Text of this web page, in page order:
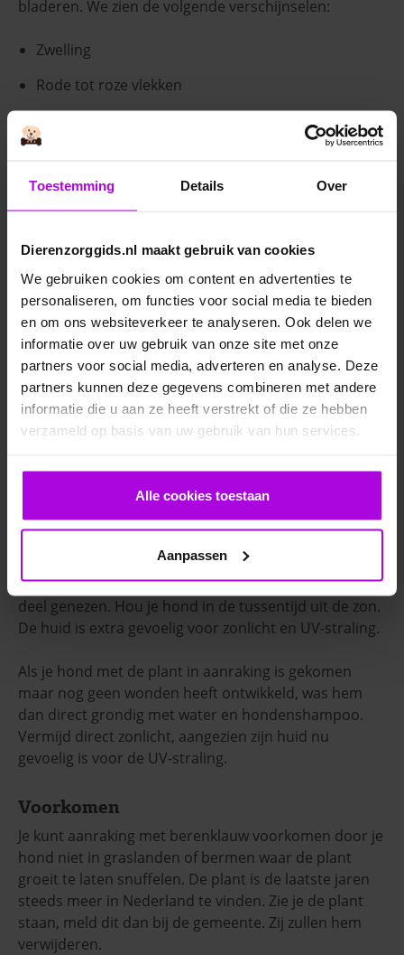
Toestemming Details Over
Dierenzorggids.nl maakt gebruik van cookies
We gebruiken cookies om content en advertenties te
personaliseren, om functies voor social media te bieden
en om ons websiteverkeer te analyseren. Ook delen we
informatie over uw gebruik van onze site met onze
partners voor social media, adverteren en analyse. Deze
partners kunnen deze gegevens combineren met andere
informatie die u aan ze heeft verstrekt of die ze hebben
verzameld op basis van uw gebruik van hun services.
Alle cookies toestaan
Aanpassen
bladeren. We zien de volgende verschijnselen:
Zwelling
Rode tot roze vlekken
In ernstige gevallen wonden of beschadigde huid
Diagnose
Mocht je de bovenstaande symptomen bij je hond
zien, ga dan direct naar de dierenarts. De symptomen
kunnen veel lijken op een overgevoeligheidsreactie
voor een insectenbeet. De dierenarts kan meestal wel
de diagnose stellen of het gaat om aanraking met
berenklauw.
Behandeling
De behandeling van aanraking met berenklauw
bestaat uit goede huidverzorging. Denk hierbij aan
De wond geneest altijd, al kan er een litteken
overblijven. Na 14 dagen is de wond voor een groot
deel genezen. Hou je hond in de tussentijd uit de zon.
De huid is extra gevoelig voor zonlicht en UV-straling.
Als je hond met de plant in aanraking is gekomen
maar nog geen wonden heeft ontwikkeld, was hem
dan direct grondig met water en hondenshampoo.
Vermijd direct zonlicht, aangezien zijn huid nu
gevoelig is voor de UV-straling.
Voorkomen
Je kunt aanraking met berenklauw voorkomen door je
hond niet in graslanden of bermen waar de plant
groeit te laten snuffelen. De plant is de laatste jaren
steeds meer in Nederland te vinden. Zie je de plant
staan, meld dit dan bij de gemeente. Zij zullen hem
verwijderen.